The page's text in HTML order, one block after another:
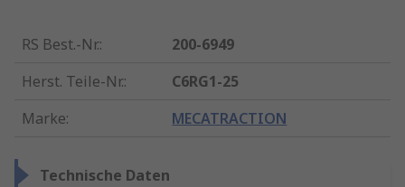
RS Best.-Nr.:
200-6949
Herst. Teile-Nr.:
C6RG1-25
Marke: MECATRACTION
Technische Daten